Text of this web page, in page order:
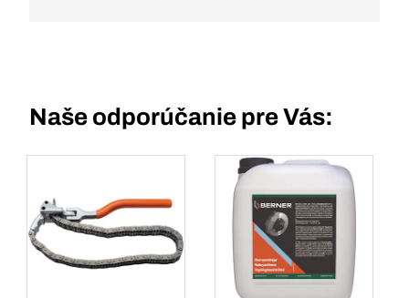
Naše odporúčanie pre Vás: